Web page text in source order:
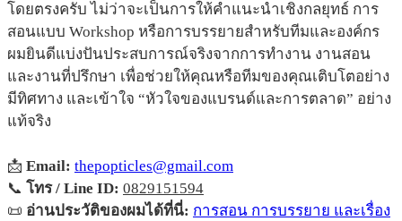
โดยตรงครับ ไม่ว่าจะเป็นการให้คำแนะนำเชิงกลยุทธ์ การ
สอนแบบ Workshop หรือการบรรยายสำหรับทีมและองค์กร
ผมยินดีแบ่งปันประสบการณ์จริงจากการทำงาน งานสอน
และงานที่ปรึกษา เพื่อช่วยให้คุณหรือทีมของคุณเติบโตอย่าง
มีทิศทาง และเข้าใจ “หัวใจของแบรนด์และการตลาด” อย่าง
แท้จริง
📩 Email: thepopticles@gmail.com
📞 โทร / Line ID: 0829151594
📜 อ่านประวัติของผมได้ที่นี่: การสอน การบรรยาย และเรื่อง